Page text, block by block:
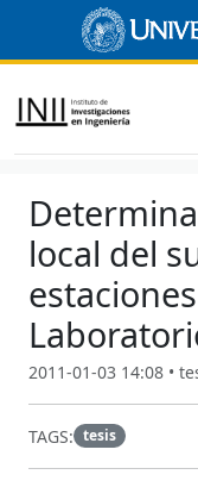
local del
2011-01-03 14:08 •
TAGS: tesis